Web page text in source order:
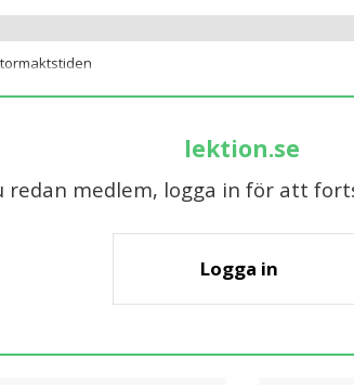
lektion.se
redan medlem, logga in för att
Logga in